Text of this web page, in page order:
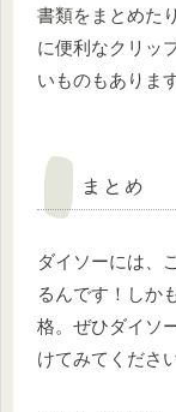
書類をまとめた
に便利なクリッ
いものもあります
まとめ
ダイソーには、
るんです！しか
格。ぜひダイソ
けてみてくださ